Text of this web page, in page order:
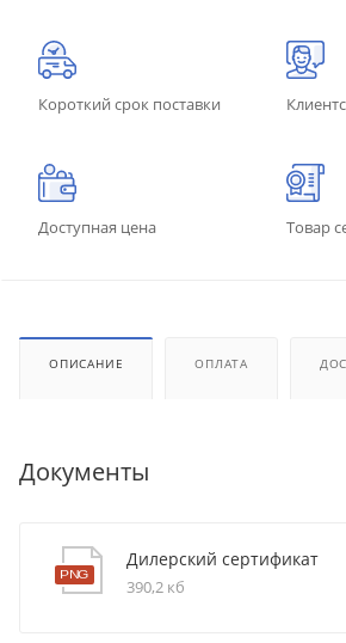
Короткий срок поставки
Доступная цена Товар
ОПИСАНИЕ ОПЛАТА
Документы
Дилерский сертификат
390,2 кб